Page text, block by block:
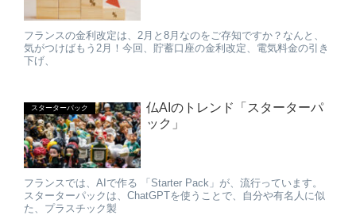
フランスの金利改定は、2月と8月なのをご存知ですか？なんと、
気がつけばもう2月！今回、貯蓄口座の金利改定、電気料金の引き
下げ、
スターターパック
仏AIのトレンド「スターターパ
ック」
フランスでは、AIで作る 「Starter Pack」が、流行っています。
スターターパックは、ChatGPTを使うことで、自分や有名人に似
た、プラスチック製